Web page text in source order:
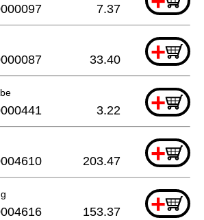
7.37
+
33.40
+
3.22
+
203.47
+
153.37